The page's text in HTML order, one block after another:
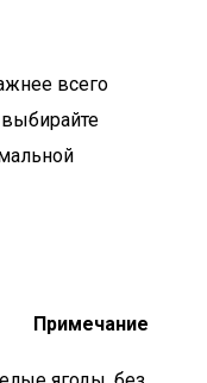
всего
Примечание